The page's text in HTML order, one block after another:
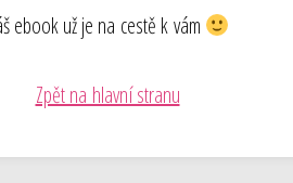
ebook už je na cestě k vám
Zpět na hlavní stranu